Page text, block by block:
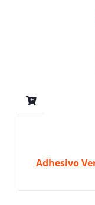
Adhesivo